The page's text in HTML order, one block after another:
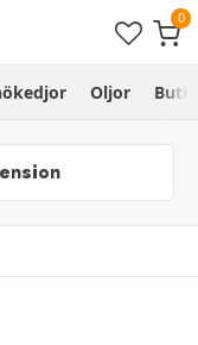
Oljor Butik